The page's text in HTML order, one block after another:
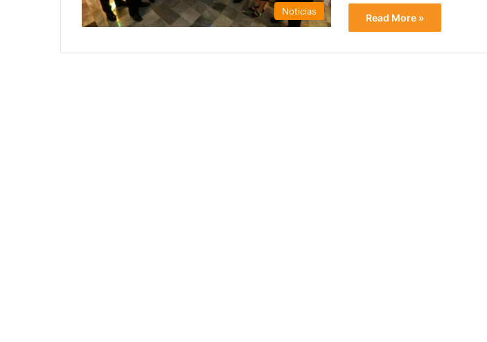
Noticias
Read More »